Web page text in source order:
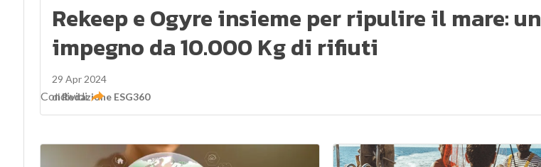
Rekeep e Ogyre insieme per ripulire il mare: un
impegno da 10.000 Kg di rifiuti
29 Apr 2024
diRedazione ESG360
Condividi